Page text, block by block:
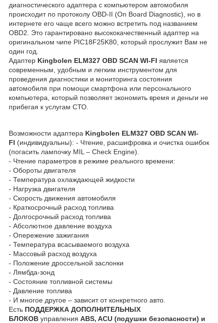
диагностического адаптера с компьютером автомобиля
происходит по протоколу OBD-II (On Board Diagnostic), но в
интернете его чаще всего можно встретить под названием
OBD2. Это гарантировано высококачественный адаптер на
оригинальном чипе PIC18F25K80, который прослужит Вам не
один год.
Адаптер Kingbolen ELM327 OBD SCAN WI-FI является
современным, удобным и легким инструментом для
проведения диагностики и мониторинга состояния
автомобиля при помощи смартфона или персонального
компьютера, который позволяет экономить время и деньги не
прибегая к услугам СТО.
Возможности адаптера Kingbolen ELM327 OBD SCAN WI-
FI (индивидуальны): - Чтение, расшифровка и очистка ошибок
(погасить лампочку MIL – Check Engine).
- Чтение параметров в режиме реального времени:
- Обороты двигателя
- Температура охлаждающей жидкости
- Нагрузка двигателя
- Скорость движения автомобиля
- Краткосрочный расход топлива
- Долгосрочный расход топлива
- Абсолютное давление воздуха
- Опережение зажигания
- Температура всасываемого воздуха
- Массовый расход воздуха
- Положение дроссельной заслонки
- Лямбда-зонд
- Состояние топливной системы
- Давление топлива
- И многое другое – зависит от конкретного авто.
Есть ПОДДЕРЖКА ДОПОЛНИТЕЛЬНЫХ
БЛОКОВ управления ABS, ACU (подушки безопасности) и